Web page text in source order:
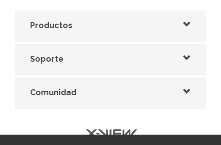
Productos
Soporte
Comunidad